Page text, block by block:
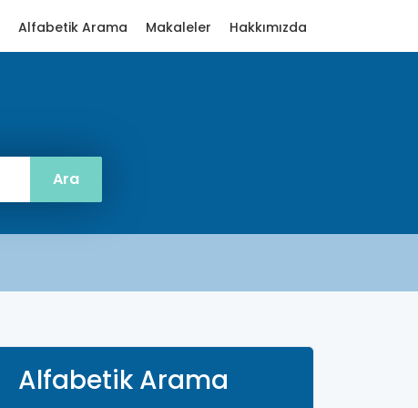
Alfabetik Arama Makaleler Hakkımızda
Alfabetik Arama